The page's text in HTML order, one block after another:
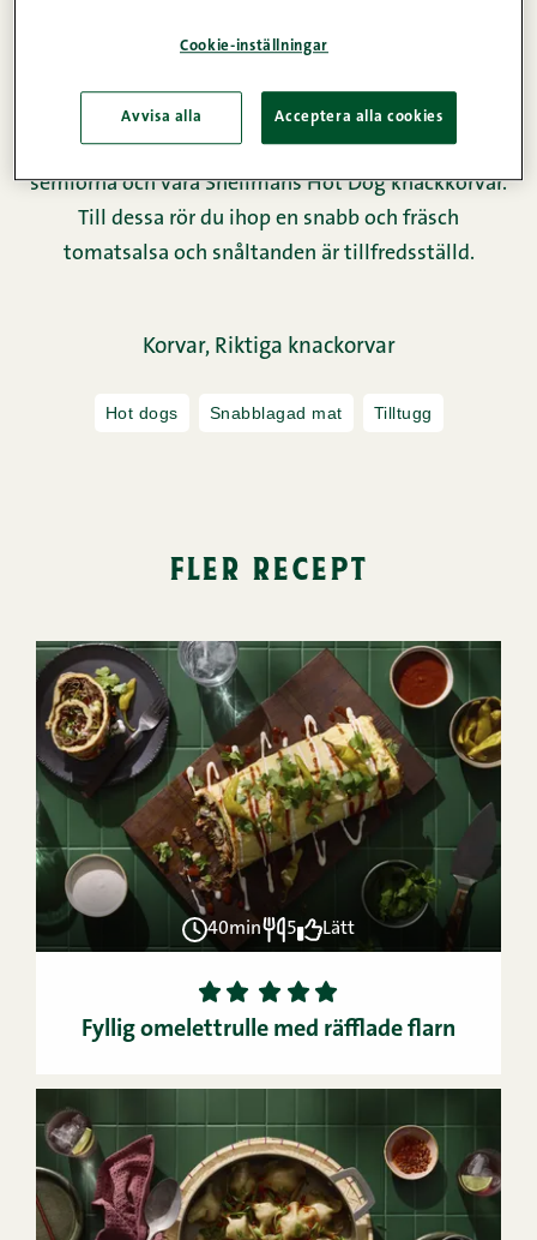
Ibland kan man skapa något oerhört gott av bara
några få nyckelingredinser. Ta till exempel hot dog-
semlorna och våra Snellmans Hot Dog knackkorvar.
Till dessa rör du ihop en snabb och fräsch
tomatsalsa och snåltanden är tillfredsställd.
Korvar, Riktiga knackorvar
Hot dogs Snabblagad mat Tilltugg
fler recept
40min 5 Lätt
1 2 3 4
5
Fyllig omelettrulle med räfflade flarn
Cookie-inställningar
Avvisa alla Acceptera alla cookies